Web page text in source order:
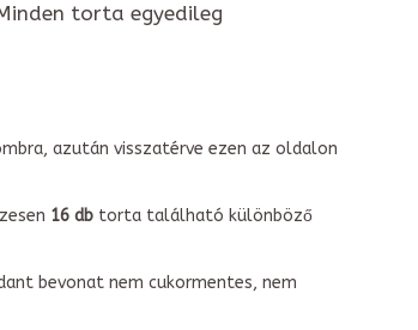
torta egyedileg
azután visszatérve ezen az oldalon
16 dbtorta található különböző
bevonat nem cukormentes, nem